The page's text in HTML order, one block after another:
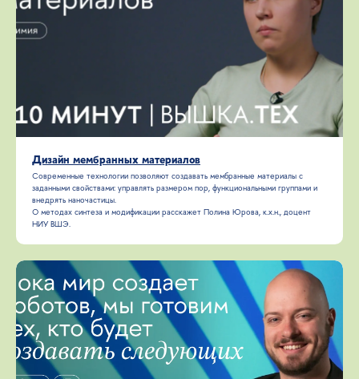
Дизайн мембранных материалов
Современные технологии позволяют создавать мембранные материалы с
заданными свойствами: управлять размером пор, функциональными группами и
внедрять наночастицы.
О методах синтеза и модификации расскажет Полина Юрова, к.х.н., доцент
НИУ ВШЭ.